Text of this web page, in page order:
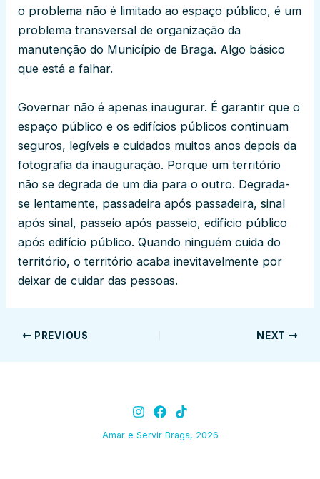
o problema não é limitado ao espaço público, é um
problema transversal de organização da
manutenção do Município de Braga. Algo básico
que está a falhar.
Governar não é apenas inaugurar. É garantir que o
espaço público e os edifícios públicos continuam
seguros, legíveis e cuidados muitos anos depois da
fotografia da inauguração. Porque um território
não se degrada de um dia para o outro. Degrada-
se lentamente, passadeira após passadeira, sinal
após sinal, passeio após passeio, edifício público
após edifício público. Quando ninguém cuida do
território, o território acaba inevitavelmente por
deixar de cuidar das pessoas.
PREVIOUS NEXT
Amar e Servir Braga, 2026